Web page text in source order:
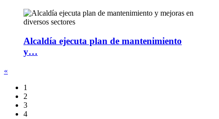
Alcaldía ejecuta plan de mantenimiento
y…
«
1
2
3
4